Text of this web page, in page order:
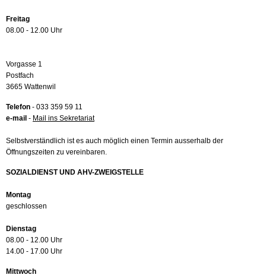
Freitag
08.00 - 12.00 Uhr
Vorgasse 1
Postfach
3665 Wattenwil
Telefon - 033 359 59 11
e-mail - Mail ins Sekretariat
Selbstverständlich ist es auch möglich einen Termin ausserhalb der
Öffnungszeiten zu vereinbaren.
SOZIALDIENST UND AHV-ZWEIGSTELLE
Montag
geschlossen
Dienstag
08.00 - 12.00 Uhr
14.00 - 17.00 Uhr
Mittwoch